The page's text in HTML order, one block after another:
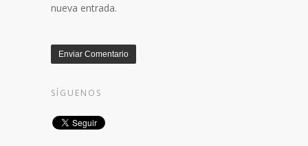
nueva entrada.
SÍGUENOS